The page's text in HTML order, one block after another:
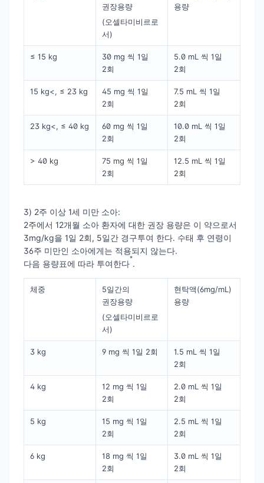
권장용량
(오셀타미비르로
서)
용량
≤ 15 kg
30 mg 씩 1일
2회
5.0 mL 씩 1일
2회
15 kg<, ≤ 23 kg
45 mg 씩 1일
2회
7.5 mL 씩 1일
2회
23 kg<, ≤ 40 kg
60 mg 씩 1일
2회
10.0 mL 씩 1일
2회
> 40 kg
75 mg 씩 1일
2회
12.5 mL 씩 1일
2회
3) 2주 이상 1세 미만 소아:
2주에서 12개월 소아 환자에 대한 권장 용량은 이 약으로서
3mg/kg을 1일 2회, 5일간 경구투여 한다. 수태 후 연령이
36주 미만인 소아에게는 적용되지 않는다.
다음 용량표에 따라 투여한다
*
.
체중
5일간의
권장용량
(오셀타미비르로
서)
현탁액(6mg/mL)
용량
3 kg 9 mg 씩 1일 2회
1.5 mL 씩 1일
2회
4 kg
12 mg 씩 1일
2회
2.0 mL 씩 1일
2회
5 kg
15 mg 씩 1일
2회
2.5 mL 씩 1일
2회
6 kg
18 mg 씩 1일
2회
3.0 mL 씩 1일
2회